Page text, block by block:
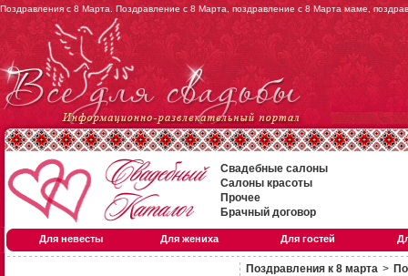
Поздравления с 8 Марта. Поздравление с 8 Марта, поздравление с 8 Марта маме,
Свадебные салоны
Салоны красоты
Прочее
Брачный договор
Для невесты Для жениха Для гостей
Поздравления к 8 марта >